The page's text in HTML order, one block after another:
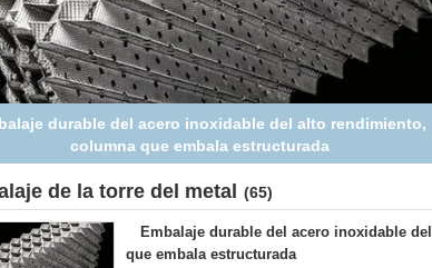
Corrugado de Metal Industrial para Separación
de Alta Capacidad
de la torre del metal (65)
Embalaje durable del acero inoxidable
que embala estructurada